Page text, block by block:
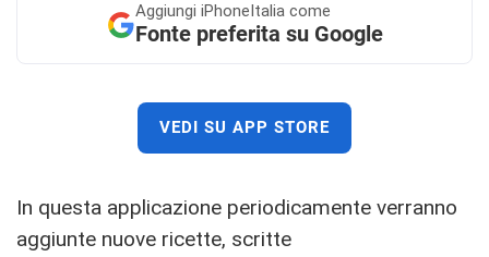
Aggiungi iPhoneItalia come
Fonte preferita su Google
VEDI SU APP STORE
In questa applicazione periodicamente verranno
aggiunte nuove ricette, scritte